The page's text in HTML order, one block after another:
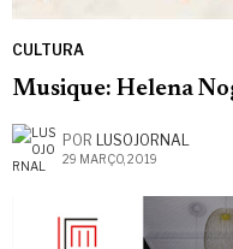
CULTURA
Musique: Helena
POR LUSOJORNAL
29 MARÇO, 2019